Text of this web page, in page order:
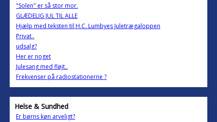
"Solen" er så stor mor.
GLÆDELIG JUL TIL ALLE
Hjælp med teksten til H.C. Lumbyes Juletrægaloppen
Privat..
udsalg?
Her er noget
Julesang med fløjt..
Frekvenser på radiostationerne ?
Helse & Sundhed
Er børns køn arveligt?